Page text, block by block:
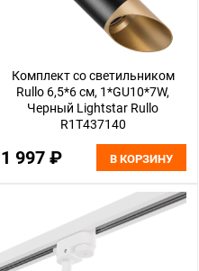
Комплект со светильником
Rullo 6,5*6 см, 1*GU10*7W,
Черный Lightstar Rullo
R1T437140
1 997 ₽ В КОРЗИНУ